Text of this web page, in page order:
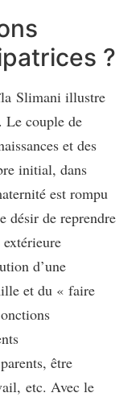
?
Slimani illustre
couple de
et des
initial, dans
est rompu
désir de reprendre
d’une
et du « faire
être
etc. Avec le